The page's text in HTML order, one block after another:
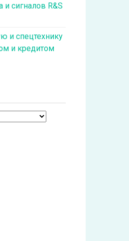
и сигналов R&S
и спецтехнику
и кредитом